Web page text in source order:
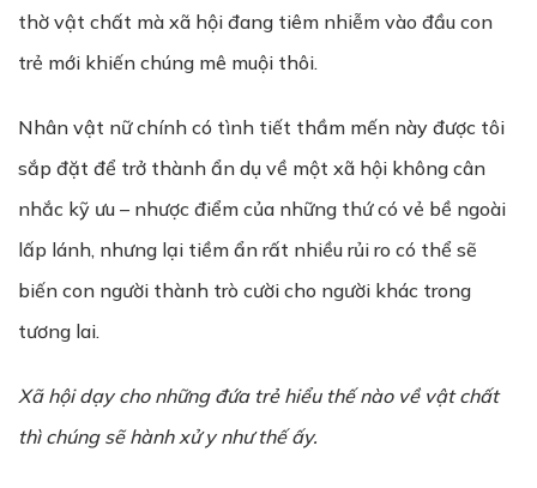
thờ vật chất mà xã hội đang tiêm nhiễm vào đầu con
trẻ mới khiến chúng mê muội thôi.
Nhân vật nữ chính có tình tiết thầm mến này được tôi
sắp đặt để trở thành ẩn dụ về một xã hội không cân
nhắc kỹ ưu – nhược điểm của những thứ có vẻ bề ngoài
lấp lánh, nhưng lại tiềm ẩn rất nhiều rủi ro có thể sẽ
biến con người thành trò cười cho người khác trong
tương lai.
Xã hội dạy cho những đứa trẻ hiểu thế nào về vật chất
thì chúng sẽ hành xử y như thế ấy.